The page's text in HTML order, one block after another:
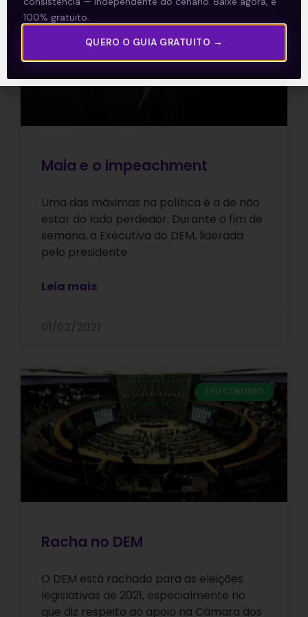
Maia e o impeachment
Uma das máximas na política é a de não
estar do lado perdedor. Durante o fim de
semana, a Executiva do DEM, liderada
pelo presidente
Leia mais
E EU COM ISSO
Racha no DEM
O DEM está rachado para as eleições
legislativas de 2021, especialmente no
que diz respeito ao apoio na Câmara dos
100% gratuito.
QUERO O GUIA GRATUITO →